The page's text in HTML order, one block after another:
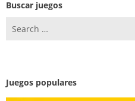
Buscar juegos
for:
Juegos populares